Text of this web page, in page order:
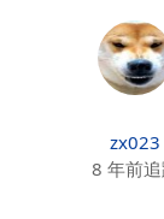
zx023
8 年前